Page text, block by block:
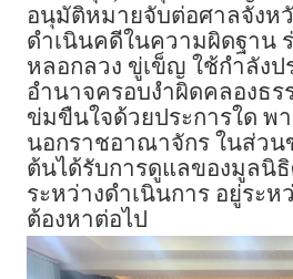
อนุมัติหมายจับต่อศาลจังหวั
ดำเนินคดีในความผิดฐาน
หลอกลวง ขู่เข็ญ ใช้กำลังป
อำนาจครอบงำผิดคลองธร
ข่มขืนใจด้วยประการใด พ
นอกราชอาณาจักร ในส่วน
ต้นได้รับการดูแลของมูลนิ
ระหว่างดำเนินการ อยู่ระ
ต้องหาต่อไป